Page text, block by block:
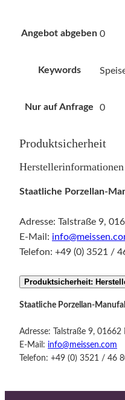
Angebot abgeben 0
Keywords
Nur auf Anfrage 0
Produktsicherheit
Herstellerinformationen
Staatliche Porzellan-
Adresse: Talstraße 9,
E-Mail:
Telefon: +49 (0) 3521 /
Produktsicherheit:
Staatliche Porzellan-
Adresse: Talstraße 9,
E-Mail: info@meissen.com
Telefon: +49 (0) 3521 / 46